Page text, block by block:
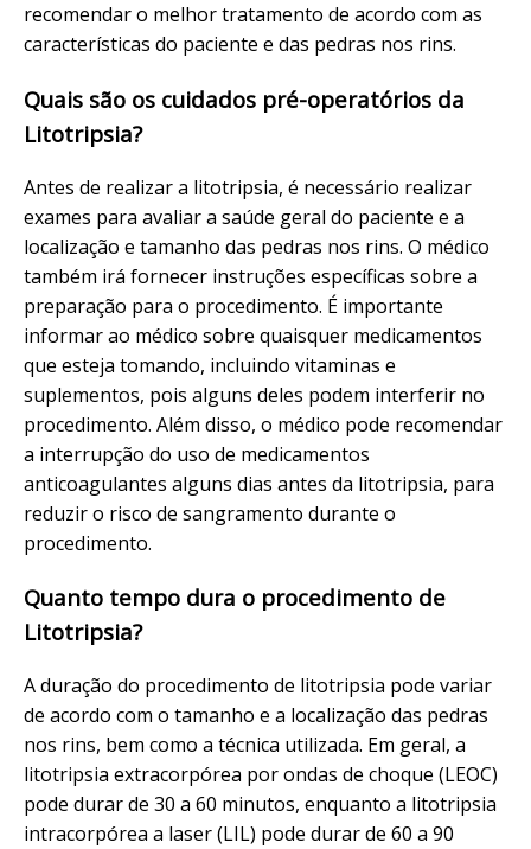
recomendar o melhor tratamento de acordo com as
características do paciente e das pedras nos rins.
Quais são os cuidados pré-operatórios da
Litotripsia?
Antes de realizar a litotripsia, é necessário realizar
exames para avaliar a saúde geral do paciente e a
localização e tamanho das pedras nos rins. O médico
também irá fornecer instruções específicas sobre a
preparação para o procedimento. É importante
informar ao médico sobre quaisquer medicamentos
que esteja tomando, incluindo vitaminas e
suplementos, pois alguns deles podem interferir no
procedimento. Além disso, o médico pode recomendar
a interrupção do uso de medicamentos
anticoagulantes alguns dias antes da litotripsia, para
reduzir o risco de sangramento durante o
procedimento.
Quanto tempo dura o procedimento de
Litotripsia?
A duração do procedimento de litotripsia pode variar
de acordo com o tamanho e a localização das pedras
nos rins, bem como a técnica utilizada. Em geral, a
litotripsia extracorpórea por ondas de choque (LEOC)
pode durar de 30 a 60 minutos, enquanto a litotripsia
intracorpórea a laser (LIL) pode durar de 60 a 90